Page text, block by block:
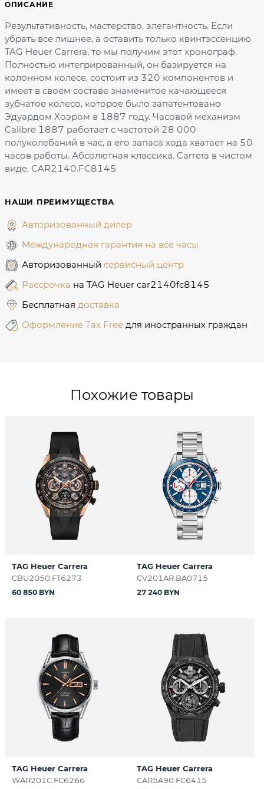
ОПИСАНИЕ
Результативность, мастерство, элегантность. Если
убрать все лишнее, а оставить только квинтэссенцию
TAG Heuer Carrera, то мы получим этот хронограф.
Полностью интегрированный, он базируется на
колонном колесе, состоит из 320 компонентов и
имеет в своем составе знаменитое качающееся
зубчатое колесо, которое было запатентовано
Эдуардом Хоэром в 1887 году. Часовой механизм
Calibre 1887 работает с частотой 28 000
полуколебаний в час, а его запаса хода хватает на 50
часов работы. Абсолютная классика. Carrera в чистом
виде. CAR2140.FC8145
НАШИ ПРЕИМУЩЕСТВА
Авторизованный дилер
Международная гарантия на все часы
Авторизованный сервисный центр
Рассрочка на TAG Heuer car2140fc8145
Бесплатная доставка
Оформление Tax Free для иностранных граждан
Похожие товары
TAG Heuer Carrera
CBU2050.FT6273
60 850 BYN
TAG Heuer Carrera
CV201AR.BA0715
27 240 BYN
TAG Heuer Carrera
WAR201C.FC6266
TAG Heuer Carrera
CAR5A90.FC6415